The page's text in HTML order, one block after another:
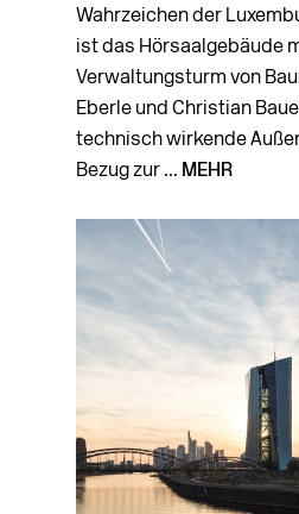
Wahrzeichen der
ist das Hörsaalgebäude
Verwaltungsturm von
Eberle und Christian
technisch wirkende
Bezug zur ... MEHR